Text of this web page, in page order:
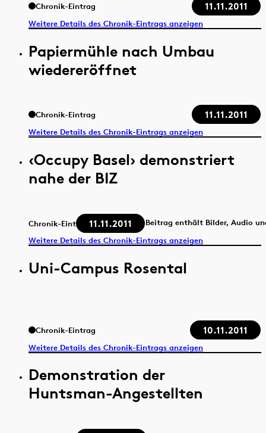
Chronik-Eintrag 11.11.2011
Weitere Details des Chronik-Eintrags anzeigen
Papiermühle nach Umbau
wiedereröffnet
Chronik-Eintrag 11.11.2011
Weitere Details des Chronik-Eintrags anzeigen
‹Occupy Basel› demonstriert
nahe der BIZ
Chronik-Eintrag 11.11.2011
Beitrag enthält Bilder, Audio
Weitere Details des Chronik-Eintrags anzeigen
Uni-Campus Rosental
Chronik-Eintrag 10.11.2011
Weitere Details des Chronik-Eintrags anzeigen
Demonstration der
Huntsman-Angestellten